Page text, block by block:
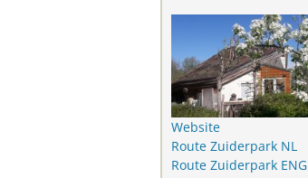
Website
Route Zuiderpark NL
Route Zuiderpark ENG